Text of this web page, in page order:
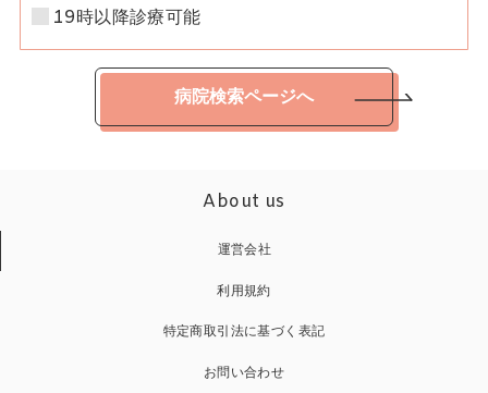
19時以降診療可能
病院検索ページへ
About us
運営会社
利用規約
特定商取引法に基づく表記
お問い合わせ